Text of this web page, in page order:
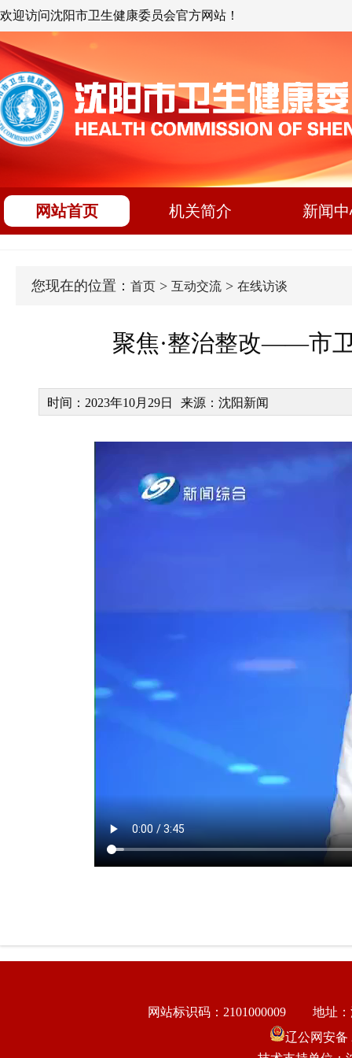
欢迎访问沈阳市卫生健康委员会官方网站！
网站首页 机关简介 新闻
您现在的位置： 首页 > 互动交流 > 在线访谈
聚焦·整治整改——市
时间：2023年10月29日 来源：沈阳新闻
网站标识码：2101000009
地址
辽公网安备